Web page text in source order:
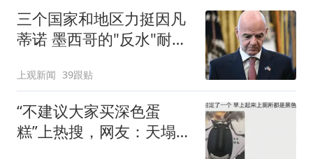
三个国家和地区力挺因凡
蒂诺 墨西哥的"反水"耐人
上观新闻 39跟贴
“不建议大家买深色蛋
糕”上热搜，网友：天塌